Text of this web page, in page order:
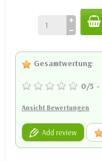
Gesamtwertung:
0/5 -
Ansicht Bewertungen
Add review